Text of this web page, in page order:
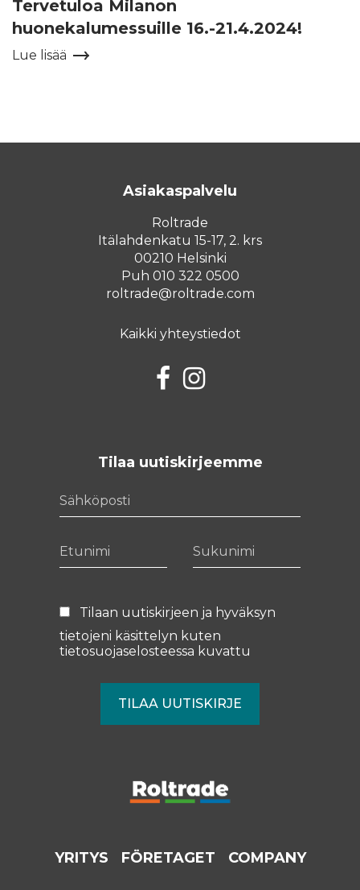
Tervetuloa Milanon
huonekalumessuille 16.-21.4.2024!
Lue lisää
Asiakaspalvelu
Roltrade
Itälahdenkatu 15-17, 2. krs
00210 Helsinki
Puh 010 322 0500
roltrade@roltrade.com
Kaikki yhteystiedot
FacebookInstagram
Tilaa uutiskirjeemme
Tilaan uutiskirjeen ja hyväksyn
tietojeni käsittelyn kuten
tietosuojaselosteessa kuvattu
YRITYS FÖRETAGET COMPANY